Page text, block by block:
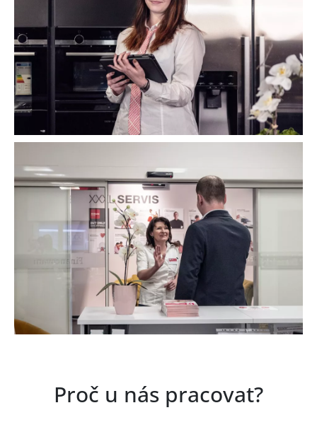
Proč u nás pracovat?